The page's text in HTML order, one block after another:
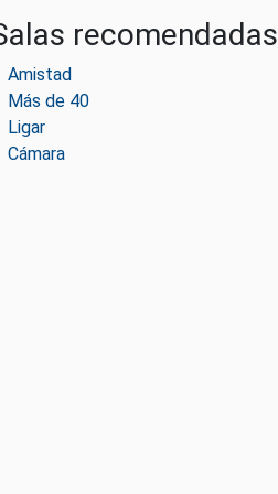
recomendadas
Amistad
Más de 40
Ligar
Cámara